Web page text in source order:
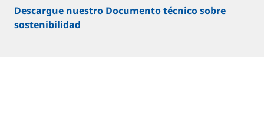
Descargue nuestro Documento técnico sobre
sostenibilidad